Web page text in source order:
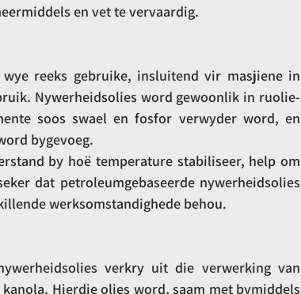
en vet te vervaardig.
reeks gebruike, insluitend vir masjiene in
Nywerheidsolies word gewoonlik in ruolie-
soos swael en fosfor verwyder word, en
bygevoeg.
by hoë temperature stabiliseer, help om
dat petroleumgebaseerde nywerheidsolies
werksomstandighede behou.
verkry uit die verwerking van
Hierdie olies word, saam met bymiddels